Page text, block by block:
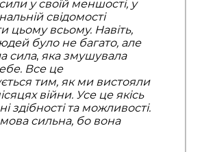
у своїй меншості, у
свідомості
цьому всьому. Навіть,
було не багато, але
сила, яка змушувала
Все це
тим, як ми вистояли
війни. Усе це якісь
здібності та можливості.
мова сильна, бо вона